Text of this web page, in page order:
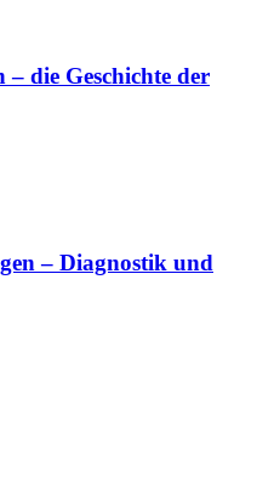
die Geschichte der
– Diagnostik und